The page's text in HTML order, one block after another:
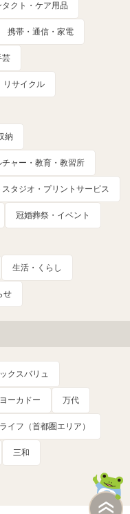
クト・ケア用品
携帯・通信・家電
芸
リサイクル
納
ャー・教育・教習所
スタジオ・プリントサービス
冠婚葬祭・イベント
生活・くらし
せ
クスバリュ
ーカドー 万代
ライフ（首都圏エリア）
三和